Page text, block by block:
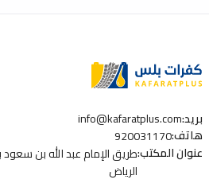
بريد:
info@kafaratplus.com
هاتف:
920031170
عنوان المكتب:طريق الإمام عبد الله بن سعود
الرياض